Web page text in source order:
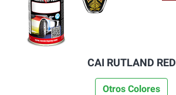
CAI RUTLAND RED
Otros Colores